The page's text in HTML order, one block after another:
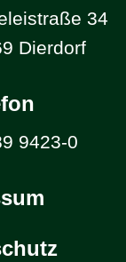
34
Dierdorf
9423-0